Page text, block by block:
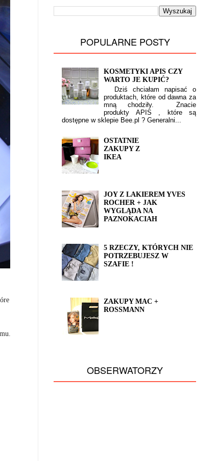
POPULARNE POSTY
KOSMETYKI APIS CZY
WARTO JE KUPIĆ?
Dziś chciałam napisać o
produktach, które od dawna za
mną chodziły. Znacie
produkty APIS , które są
dostępne w sklepie Bee.pl ? Generalni...
OSTATNIE
ZAKUPY Z
IKEA
JOY Z LAKIEREM YVES
ROCHER + JAK
WYGLĄDA NA
PAZNOKACIAH
5 RZECZY, KTÓRYCH NIE
POTRZEBUJESZ W
SZAFIE !
ZAKUPY MAC +
ROSSMANN
OBSERWATORZY